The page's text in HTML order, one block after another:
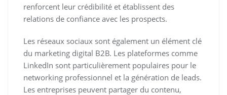
renforcent leur crédibilité et établissent des
relations de confiance avec les prospects.
Les réseaux sociaux sont également un élément clé
du marketing digital B2B. Les plateformes comme
LinkedIn sont particulièrement populaires pour le
networking professionnel et la génération de leads.
Les entreprises peuvent partager du contenu,